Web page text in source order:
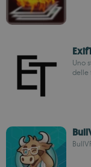
Uno
delle